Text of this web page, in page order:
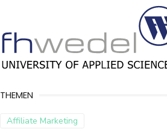
THEMEN
Affiliate Marketing